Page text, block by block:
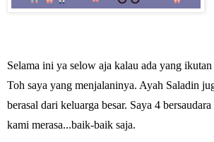
Selama ini ya selow aja kalau ada yang
Toh saya yang menjalaninya. Ayah Saladin
berasal dari keluarga besar. Saya 4
kami merasa...baik-baik saja.